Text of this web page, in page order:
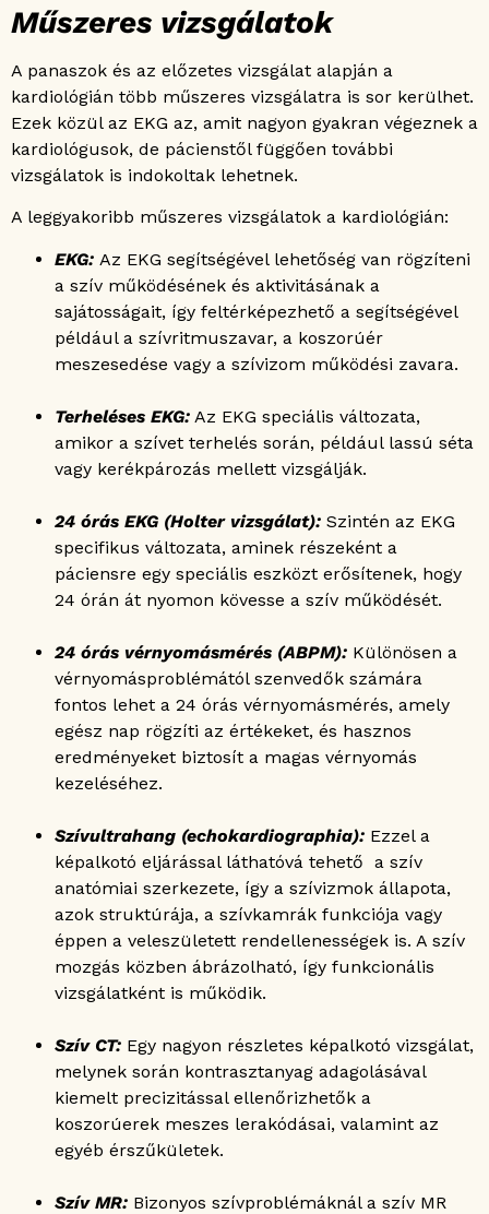
Műszeres vizsgálatok
A panaszok és az előzetes vizsgálat alapján a
kardiológián több műszeres vizsgálatra is sor kerülhet.
Ezek közül az EKG az, amit nagyon gyakran végeznek a
kardiológusok, de pácienstől függően további
vizsgálatok is indokoltak lehetnek.
A leggyakoribb műszeres vizsgálatok a kardiológián:
EKG: Az EKG segítségével lehetőség van rögzíteni
a szív működésének és aktivitásának a
sajátosságait, így feltérképezhető a segítségével
például a szívritmuszavar, a koszorúér
meszesedése vagy a szívizom működési zavara.
Terheléses EKG: Az EKG speciális változata,
amikor a szívet terhelés során, például lassú séta
vagy kerékpározás mellett vizsgálják.
24 órás EKG (Holter vizsgálat): Szintén az EKG
specifikus változata, aminek részeként a
páciensre egy speciális eszközt erősítenek, hogy
24 órán át nyomon kövesse a szív működését.
24 órás vérnyomásmérés (ABPM): Különösen a
vérnyomásproblémától szenvedők számára
fontos lehet a 24 órás vérnyomásmérés, amely
egész nap rögzíti az értékeket, és hasznos
eredményeket biztosít a magas vérnyomás
kezeléséhez.
Szívultrahang (echokardiographia): Ezzel a
képalkotó eljárással láthatóvá tehető a szív
anatómiai szerkezete, így a szívizmok állapota,
azok struktúrája, a szívkamrák funkciója vagy
éppen a veleszületett rendellenességek is. A szív
mozgás közben ábrázolható, így funkcionális
vizsgálatként is működik.
Szív CT: Egy nagyon részletes képalkotó vizsgálat,
melynek során kontrasztanyag adagolásával
kiemelt precizitással ellenőrizhetők a
koszorúerek meszes lerakódásai, valamint az
egyéb érszűkületek.
Szív MR: Bizonyos szívproblémáknál a szív MR